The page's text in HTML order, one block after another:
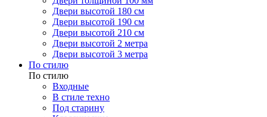
Двери высотой 180 см
Двери высотой 190 см
Двери высотой 210 см
Двери высотой 2 метра
Двери высотой 3 метра
По стилю
По стилю
Входные
В стиле техно
Под старину